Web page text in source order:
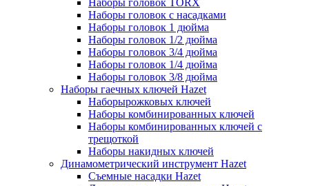
Наборы головок TORX
Наборы головок с насадками
Наборы головок 1 дюйма
Наборы головок 1/2 дюйма
Наборы головок 3/4 дюйма
Наборы головок 1/4 дюйма
Наборы головок 3/8 дюйма
Наборы гаечных ключей Hazet
Наборырожковых ключей
Наборы комбинированных ключей
Наборы комбинированных ключей с
трещоткой
Наборы накидных ключей
Динамометрический инструмент Hazet
Съемные насадки Hazet